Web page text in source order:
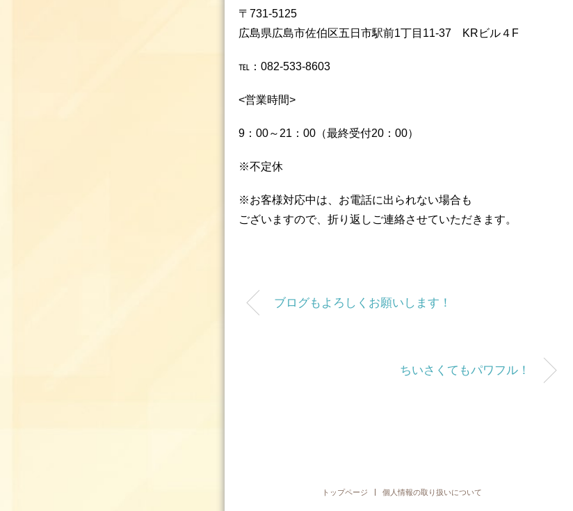
〒731-5125
広島県広島市佐伯区五日市駅前1丁目11-37 KRビル４F
℡：082-533-8603
<営業時間>
9：00～21：00（最終受付20：00）
※不定休
※お客様対応中は、お電話に出られない場合も
ございますので、折り返しご連絡させていただきます。
ブログもよろしくお願いします！
ちいさくてもパワフル！
トップページ 個人情報の取り扱いについて